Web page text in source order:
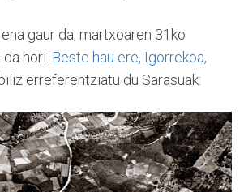
gaur da, martxoaren 31ko
hori. Beste hau ere, Igorrekoa,
erreferentziatu du Sarasuak: